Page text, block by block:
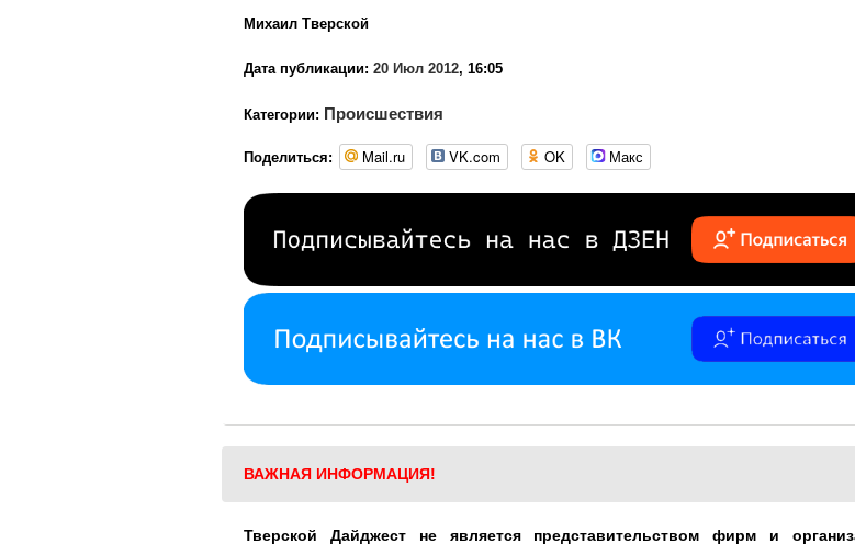
Михаил Тверской
Дата публикации: 20 Июл 2012, 16:05
Категории: Происшествия
Поделиться: Mail.ru VK.com OK Макс
ВАЖНАЯ ИНФОРМАЦИЯ!
Тверской Дайджест не является представительством фирм и